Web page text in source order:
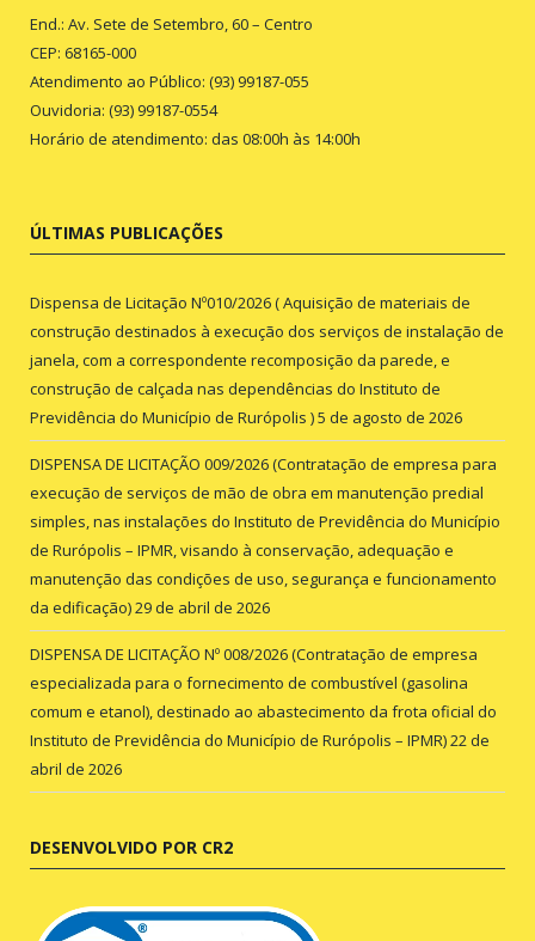
End.: Av. Sete de Setembro, 60 – Centro
CEP: 68165-000
Atendimento ao Público: (93) 99187-055
Ouvidoria: (93) 99187-0554
Horário de atendimento: das 08:00h às 14:00h
ÚLTIMAS PUBLICAÇÕES
Dispensa de Licitação Nº010/2026 ( Aquisição de materiais de
construção destinados à execução dos serviços de instalação de
janela, com a correspondente recomposição da parede, e
construção de calçada nas dependências do Instituto de
Previdência do Município de Rurópolis )5 de agosto de 2026
DISPENSA DE LICITAÇÃO 009/2026 (Contratação de empresa para
execução de serviços de mão de obra em manutenção predial
simples, nas instalações do Instituto de Previdência do Município
de Rurópolis – IPMR, visando à conservação, adequação e
manutenção das condições de uso, segurança e funcionamento
da edificação)29 de abril de 2026
DISPENSA DE LICITAÇÃO Nº 008/2026 (Contratação de empresa
especializada para o fornecimento de combustível (gasolina
comum e etanol), destinado ao abastecimento da frota oficial do
Instituto de Previdência do Município de Rurópolis – IPMR)22 de
abril de 2026
DESENVOLVIDO POR CR2